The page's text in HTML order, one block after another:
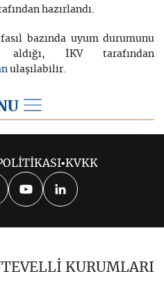
hazırlandı.
bazında uyum durumunu
İKV tarafından
ulaşılabilir.
2024
2021
•KVKK
KURUMLARI